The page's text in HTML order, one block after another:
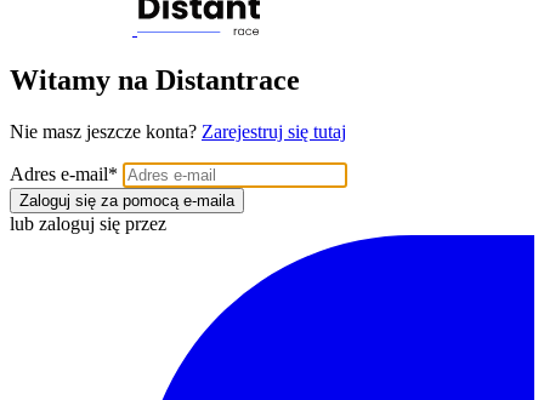
Witamy na Distantrace
Nie masz jeszcze konta? Zarejestruj się tutaj
Adres e-mail*
Zaloguj się za pomocą e-maila
lub zaloguj się przez